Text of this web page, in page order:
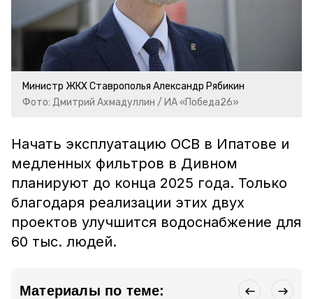
Министр ЖКХ Ставрополья Александр Рябикин
Фото: Дмитрий Ахмадуллин / ИА «Победа26»
Начать эксплуатацию ОСВ в Ипатове и
медленных фильтров в Дивном
планируют до конца 2025 года. Только
благодаря реализации этих двух
проектов улучшится водоснабжение для
60 тыс. людей.
Материалы по теме: